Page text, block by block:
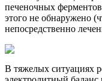
печеночных
этого не обнаружено
непосредственно
В тяжелых ситуациях